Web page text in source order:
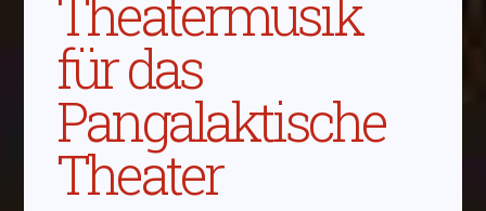
Theatermusik
für das
Pangalaktische
Theater